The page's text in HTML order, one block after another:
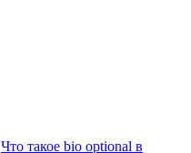
Что такое bio optional в